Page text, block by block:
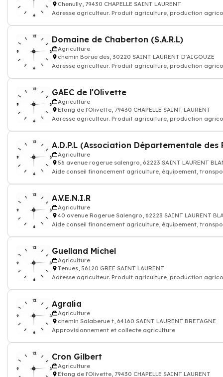
Chenully, 79430 CHAPELLE SAINT LAURENT
Adresse agriculteur. Produit agriculture, production
Domaine de Chaberton (S.A.R.L)
Agriculture
chemin Borue des, 30220 SAINT LAURENT D'AIGOUZE
Adresse agriculteur. Produit agriculture, production
GAEC de l'Olivette
Agriculture
Etang de l'Olivette, 79430 CHAPELLE SAINT LAURENT
Adresse agriculteur. Produit agriculture, production
Agriculture
56 avenue rogerue salengro, 62223 SAINT LAURENT
Aide conseil financement agriculture, équipement,
A.V.E.N.I.R
Agriculture
40 avenue Rogerue Salengro, 62223 SAINT LAURENT
Aide conseil financement agriculture, équipement,
Guelland Michel
Agriculture
Tenues, 56120 GREE SAINT LAURENT
Adresse agriculteur. Produit agriculture, production
Agralia
Agriculture
chemin Salaberue t, 64160 SAINT LAURENT BRETAGNE
Approvisionnement et collecte agriculture
Cron Gilbert
Agriculture
Etang de l'Olivette, 79430 CHAPELLE SAINT LAURENT